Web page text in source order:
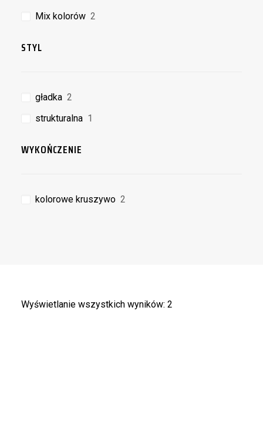
Mix kolorów 2
STYL
gładka 2
strukturalna 1
WYKOŃCZENIE
kolorowe kruszywo 2
Wyświetlanie wszystkich wyników: 2